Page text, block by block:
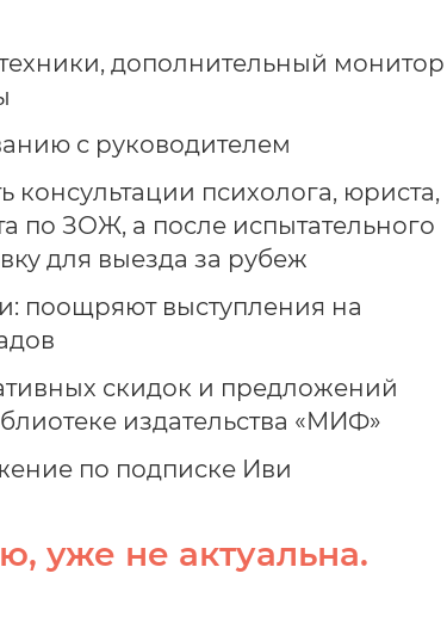
дополнительный монитор
с руководителем
консультации психолога, юриста,
по ЗОЖ, а после испытательного
для выезда за рубеж
поощряют выступления на
скидок и предложений
издательства «МИФ»
по подписке Иви
уже не актуальна.